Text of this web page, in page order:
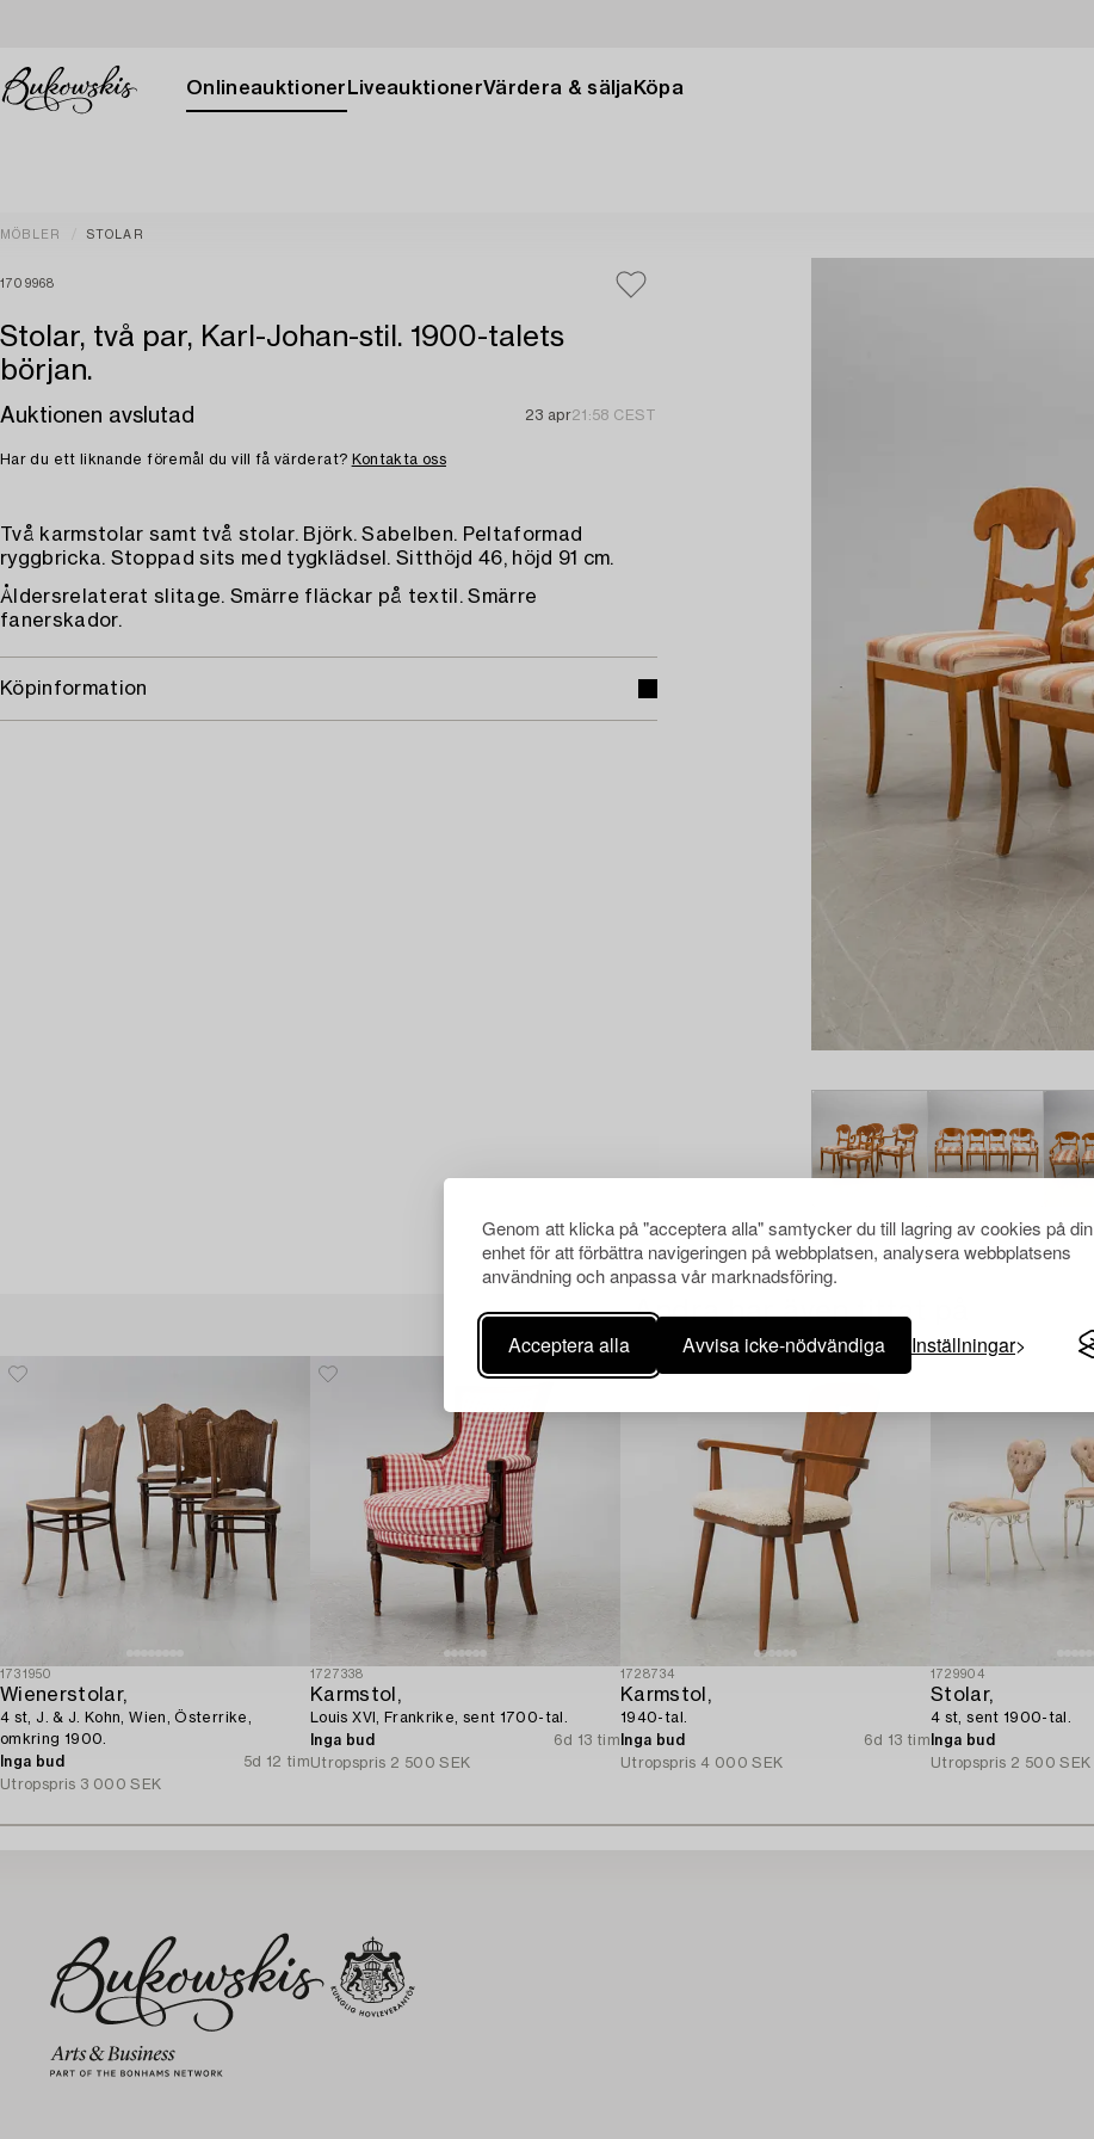
Genom att klicka på "acceptera alla" samtycker du till lagring av cookies på din
enhet för att förbättra navigeringen på webbplatsen, analysera webbplatsens
användning och anpassa vår marknadsföring.
Acceptera alla Avvisa icke-nödvändiga Inställningar
Onlineauktioner LiveauktionerVärdera & sälja Köpa
MÖBLER STOLAR
1709968
Stolar, två par, Karl-Johan-stil. 1900-talets
början.
Auktionen avslutad 23 apr21:58 CEST
Har du ett liknande föremål du vill få värderat? Kontakta oss
Två karmstolar samt två stolar. Björk. Sabelben. Peltaformad
ryggbricka. Stoppad sits med tygklädsel. Sitthöjd 46, höjd 91 cm.
Åldersrelaterat slitage. Smärre fläckar på textil. Smärre
fanerskador.
Köpinformation
Andra har även tittat på
1731950
Wienerstolar,
4 st, J. & J. Kohn, Wien, Österrike,
omkring 1900.
Inga bud
5d 12 tim
Utropspris 3 000 SEK
1727338
Karmstol,
Louis XVI, Frankrike, sent 1700-tal.
Inga bud
6d 13 tim
Utropspris 2 500 SEK
1728734
Karmstol,
1940-tal.
Inga bud
6d 13 tim
Utropspris 4 000 SEK
1729904
Stolar,
4 st, sent 1900-tal.
Inga bud
Utropspris 2 500 SEK